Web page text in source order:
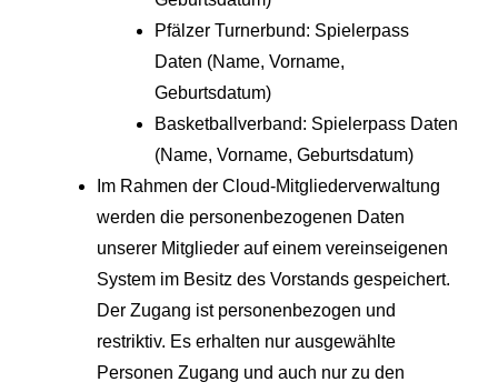
Pfälzer Turnerbund: Spielerpass
Daten (Name, Vorname,
Geburtsdatum)
Basketballverband: Spielerpass Daten
(Name, Vorname, Geburtsdatum)
Im Rahmen der Cloud-Mitgliederverwaltung
werden die personenbezogenen Daten
unserer Mitglieder auf einem vereinseigenen
System im Besitz des Vorstands gespeichert.
Der Zugang ist personenbezogen und
restriktiv. Es erhalten nur ausgewählte
Personen Zugang und auch nur zu den